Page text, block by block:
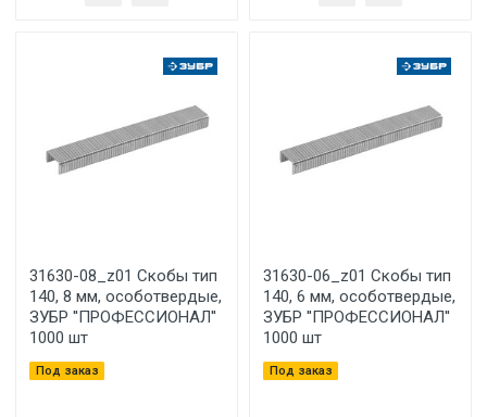
31630-08_z01 Скобы тип
140, 8 мм, особотвердые,
ЗУБР ''ПРОФЕССИОНАЛ''
1000 шт
Под заказ
31630-06_z01 Скобы тип
140, 6 мм, особотвердые,
ЗУБР ''ПРОФЕССИОНАЛ''
1000 шт
Под заказ